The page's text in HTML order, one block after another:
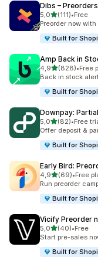
Dibs –
5,05 yıldız
(111)
toplam 111•Free
Preorder now
Built for
Amp Back in
4,95 yıldız
(828)
toplam 828 •Free
Back in stock
Built for
Downpay:
5,05 yıldız
(82)
toplam 82•Free
Offer deposit &
Built for
Early Bird:
4,95 yıldız
(69)
toplam 69•Free
Run preorder
Built for
Vicify Preorder
5,05 yıldız
(40)
toplam 40 •Free
Start pre-sales
Built for